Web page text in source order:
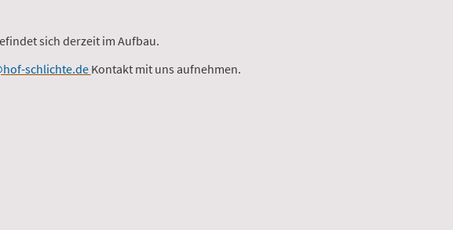
sich derzeit im Aufbau.
schlichte.deKontakt mit uns aufnehmen.